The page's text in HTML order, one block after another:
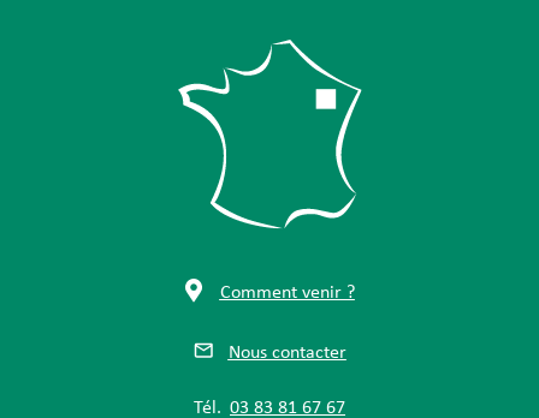
Comment venir ?
Nous contacter
Tél. 03 83 81 67 67